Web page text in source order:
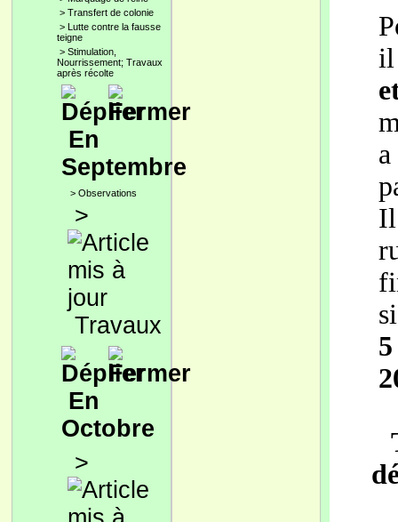
> Transfert de colonie
> Lutte contre la fausse
teigne
> Stimulation,
Nourrissement; Travaux
après récolte
En
Septembre
> Observations
>
Travaux
En
Octobre
>
il
Il